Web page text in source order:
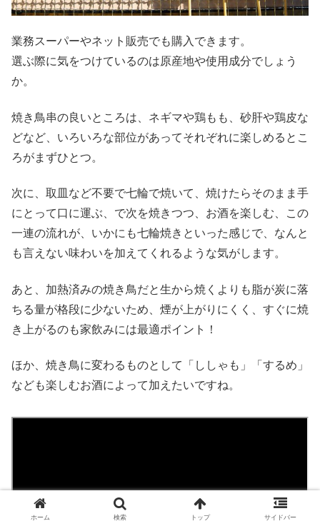
業務スーパーやネット販売でも購入できます。
選ぶ際に気をつけているのは原産地や使用成分でしょう
か。
焼き鳥串の良いところは、ネギマや鶏もも、砂肝や鶏皮な
どなど、いろいろな部位があってそれぞれに楽しめるとこ
ろがまずひとつ。
次に、取皿など不要で七輪で焼いて、焼けたらそのまま手
にとって口に運ぶ、で次を焼きつつ、お酒を楽しむ、この
一連の流れが、いかにも七輪焼きといった感じで、なんと
も言えない味わいを加えてくれるような気がします。
あと、加熱済みの焼き鳥だと生から焼くよりも脂が炭に落
ちる量が格段に少ないため、煙が上がりにくく、すぐに焼
き上がるのも家飲みには最適ポイント！
ほか、焼き鳥に変わるものとして「ししゃも」「するめ」
なども楽しむお酒によって加えたいですね。
ホーム 検索 トップ サイドバー